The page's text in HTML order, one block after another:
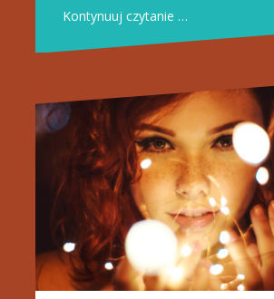
Kontynuuj czytanie …